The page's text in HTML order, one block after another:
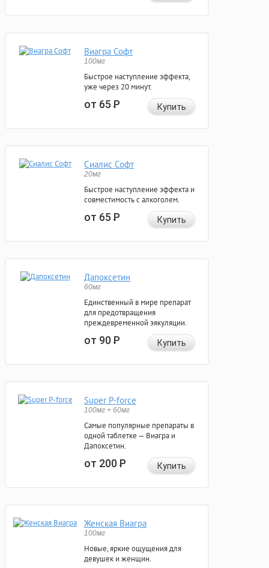
Виагра Софт
100мг
Быстрое наступление эффекта,
уже через 20 минут.
от 65Р Купить
Сиалис Софт
20мг
Быстрое наступление эффекта и
совместимость с алкоголем.
от 65Р Купить
Дапоксетин
60мг
Единственный в мире препарат
для предотвращения
преждевременной эякуляции.
от 90Р Купить
Super P-force
100мг + 60мг
Самые популярные препараты в
одной таблетке — Виагра и
Дапоксетин.
от 200Р Купить
Женская Виагра
100мг
Новые, яркие ощущения для
девушек и женщин.